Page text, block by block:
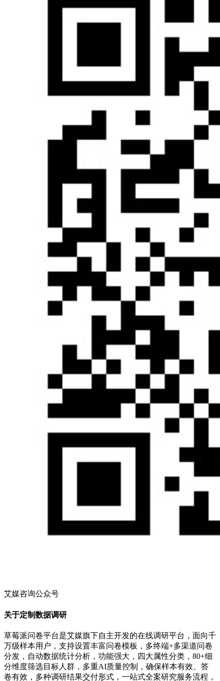
艾媒咨询公众号
关于定制数据调研
草莓派问卷平台是艾媒旗下自主开发的在线调研平台，面向千
万级样本用户，支持设置丰富问卷模板，多终端+多渠道问卷
分发，自动数据统计分析，功能强大，四大属性分类，80+细
分维度筛选目标人群，多重AI质量控制，确保样本有效、答
卷有效，多种调研结果交付形式，一站式全案研究服务流程，